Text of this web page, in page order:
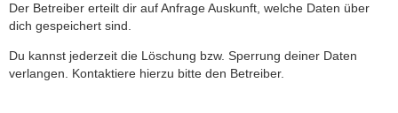
Der Betreiber erteilt dir auf Anfrage Auskunft, welche Daten über
dich gespeichert sind.
Du kannst jederzeit die Löschung bzw. Sperrung deiner Daten
verlangen. Kontaktiere hierzu bitte den Betreiber.